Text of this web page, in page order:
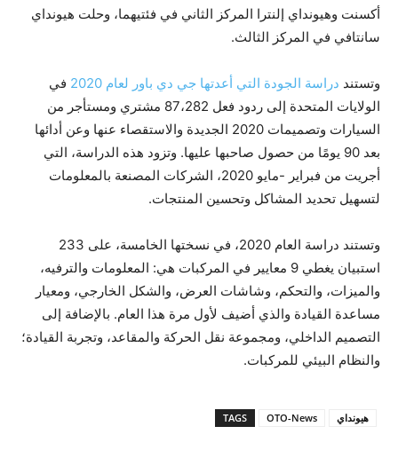
أكسنت وهيونداي إلنترا المركز الثاني في فئتيهما، وحلت هيونداي
سانتافي في المركز الثالث.
وتستند دراسة الجودة التي أعدتها جي دي باور لعام 2020
في
الولايات المتحدة إلى ردود فعل 87،282 مشتري ومستأجر من
السيارات وتصميمات 2020 الجديدة والاستقصاء عنها وعن أدائها
بعد 90 يومًا من حصول صاحبها عليها. وتزود هذه الدراسة، التي
أجريت من فبراير -مايو 2020، الشركات المصنعة بالمعلومات
لتسهيل تحديد المشاكل وتحسين المنتجات.
وتستند دراسة العام 2020، في نسختها الخامسة، على 233
استبيان يغطي 9 معايير في المركبات هي: المعلومات والترفيه،
والميزات، والتحكم، وشاشات العرض، والشكل الخارجي، ومعيار
مساعدة القيادة والذي أضيف لأول مرة هذا العام. بالإضافة إلى
التصميم الداخلي، ومجموعة نقل الحركة والمقاعد، وتجربة القيادة؛
والنظام البيئي للمركبات.
TAGS OTO-News هيونداي